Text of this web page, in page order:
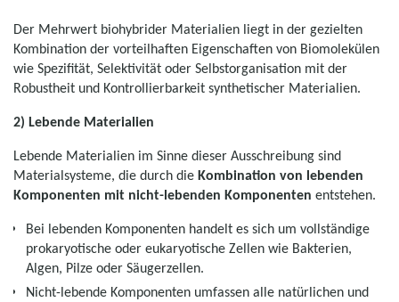
Der Mehrwert bio­hybrider Materialien liegt in der gezielten
Kombination der vorteilhaften Eigenschaften von Biomolekülen
wie Spezi­fität, Selektivität oder Selbstorganisation mit der
Robustheit und Kontrollierbarkeit synthetischer Materialien.
2) Lebende Materialien
Lebende Materialien im Sinne dieser Ausschreibung sind
Materialsysteme, die durch die Kombination von lebenden
Komponenten mit nicht-lebenden Komponenten entstehen.
Bei lebenden Komponenten handelt es sich um vollständige
prokaryotische oder eukaryotische Zellen wie Bakterien,
Algen, Pilze oder Säugerzellen.
Nicht-lebende Komponenten umfassen alle natürlichen und